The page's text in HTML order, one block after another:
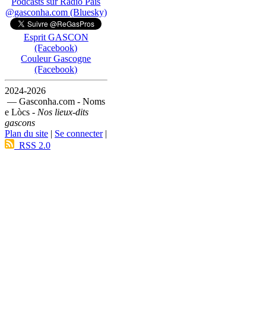
@gasconha.com (Bluesky)
Esprit GASCON
(Facebook)
Couleur Gascogne
(Facebook)
2024-2026
— Gasconha.com - Noms
e Lòcs - Nos lieux-dits
gascons
Plan du site | Se connecter|
RSS 2.0